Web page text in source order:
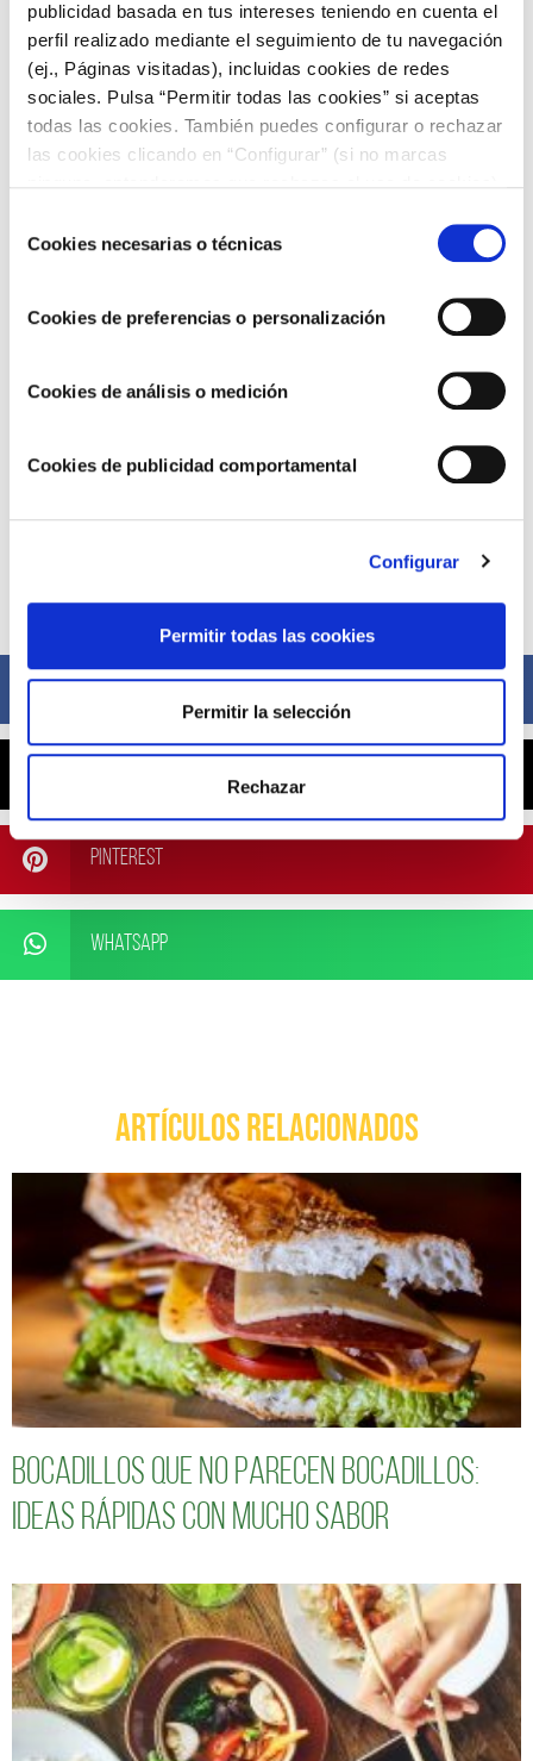
publicidad basada en tus intereses teniendo en cuenta el
perfil realizado mediante el seguimiento de tu navegación
(ej., Páginas visitadas), incluidas cookies de redes
sociales. Pulsa “Permitir todas las cookies” si aceptas
todas las cookies. También puedes configurar o rechazar
las cookies clicando en “Configurar” (si no marcas
COOKIES.
deCookies necesarias o técnicas
Cookies de preferencias o personalización
Cookies de análisis o medición
Cookies de publicidad comportamental
Configurar
Permitir todas las cookies
Permitir la selección
Rechazar
pastel de marisco y pescado
Si la primera vez no consigues que te quede perfecto, no te
preocupes. Conforme vayas practicando irás mejorándolo.
Compártelo ahora
Facebook
Pinterest
WhatsApp
ARTÍCULOS RELACIONADOS
Bocadillos que no parecen bocadillos:
ideas rápidas con mucho sabor